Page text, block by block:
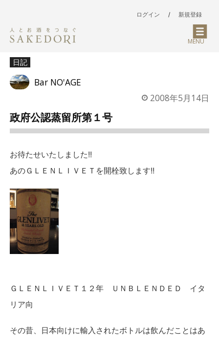
ログイン / 新規登録
MENU
日記
Bar NO'AGE
2008年5月14日
政府公認蒸留所第１号
お待たせいたしました!!
あのＧＬＥＮＬＩＶＥＴを開栓致します!!
ＧＬＥＮＬＩＶＥＴ１２年 ＵＮＢＬＥＮＤＥＤ イタ
リア向
その昔、日本向けに輸入されたボトルは飲んだことはあ